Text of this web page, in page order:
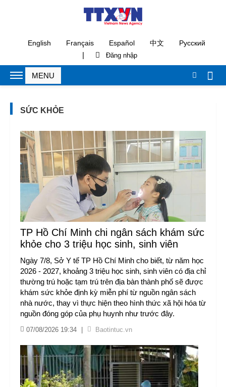
English Français Español 中文 Русский
|
SỨC KHỎE
TP Hồ Chí Minh chi ngân sách khám sức
khỏe cho 3 triệu học sinh, sinh viên
Ngày 7/8, Sở Y tế TP Hồ Chí Minh cho biết, từ năm học
2026 - 2027, khoảng 3 triệu học sinh, sinh viên có địa chỉ
thường trú hoặc tạm trú trên địa bàn thành phố sẽ được
khám sức khỏe định kỳ miễn phí từ nguồn ngân sách
nhà nước, thay vì thực hiện theo hình thức xã hội hóa từ
nguồn đóng góp của phụ huynh như trước đây.
07/08/2026 19:34 Baotintuc.vn